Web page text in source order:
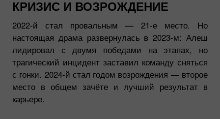
КРИЗИС И ВОЗРОЖДЕНИЕ
2022-й стал провальным — 21-е место. Но
настоящая драма развернулась в 2023-м: Алеш
лидировал с двумя победами на этапах, но
трагический инцидент заставил команду сняться
с гонки. 2024-й стал годом возрождения — второе
место в общем зачёте и лучший результат в
карьере.